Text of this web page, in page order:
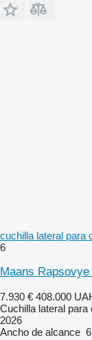
cuchilla lateral para
6
Maans
7.930 € 408.000
Cuchilla lateral para
2026
Ancho de alcance